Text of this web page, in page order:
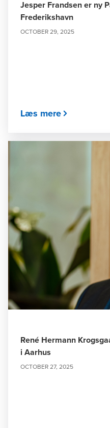
Jesper Frandsen er ny
Frederikshavn
OCTOBER 29, 2025
Læs mere
René Hermann
i Aarhus
OCTOBER 27, 2025